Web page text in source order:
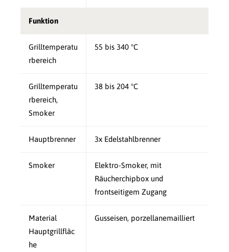
Funktion
Grilltemperatu
rbereich
55 bis 340 °C
Grilltemperatu
rbereich,
Smoker
38 bis 204 °C
Hauptbrenner 3x Edelstahlbrenner
Smoker
Elektro-Smoker, mit
Räucherchipbox und
frontseitigem Zugang
Material
Hauptgrillfläc
he
Gusseisen, porzellanemailliert